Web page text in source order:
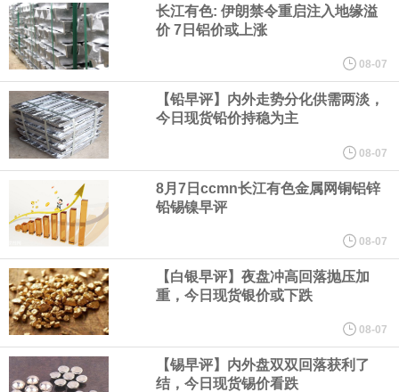
2022年以来同期最高水平，生产经营稳步向好，盈利能力持续增
强。
伊朗议会主席团成员萨利米公开伊方拟议的霍尔木兹海峡战略管理
方案初步文本细节，内容包括禁止敌对方面通过海峡等，违反规定
者将被处以最高达货物价值20%的罚款。该方案显示，美国、以色
列等国的船只将被禁止通过霍尔木兹海峡；与以色列有关的军用和
民用货物不得通过该区域；参与针对“抵抗阵线”行动的船只或货物也
将被禁止通行。
美国新墨西哥州第一司法区法院当地时间8月6日作出裁决，社交媒
长江有色: 伊朗禁令重启注入地缘溢
价 7日铝价或上涨
08-07
【铅早评】内外走势分化供需两淡，
今日现货铅价持稳为主
08-07
8月7日ccmn长江有色金属网铜铝锌
铅锡镍早评
08-07
【白银早评】夜盘冲高回落抛压加
重，今日现货银价或下跌
08-07
【锡早评】内外盘双双回落获利了
结，今日现货锡价看跌